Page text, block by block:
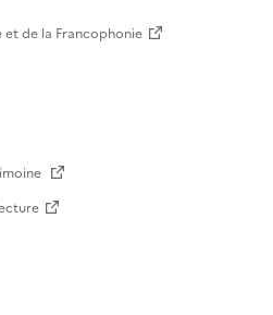
et de la Francophonie